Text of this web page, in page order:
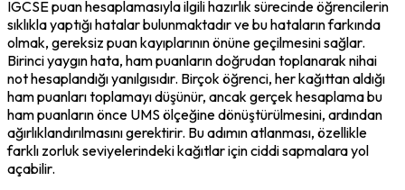
IGCSE puan hesaplamasıyla ilgili hazırlık sürecinde öğrencilerin
sıklıkla yaptığı hatalar bulunmaktadır ve bu hataların farkında
olmak, gereksiz puan kayıplarının önüne geçilmesini sağlar.
Birinci yaygın hata, ham puanların doğrudan toplanarak nihai
not hesaplandığı yanılgısıdır. Birçok öğrenci, her kağıttan aldığı
ham puanları toplamayı düşünür, ancak gerçek hesaplama bu
ham puanların önce UMS ölçeğine dönüştürülmesini, ardından
ağırlıklandırılmasını gerektirir. Bu adımın atlanması, özellikle
farklı zorluk seviyelerindeki kağıtlar için ciddi sapmalara yol
açabilir.